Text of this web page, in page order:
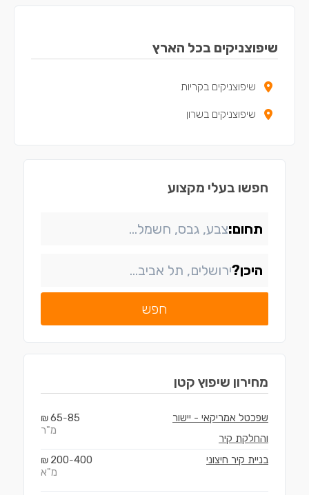
שיפוצניקים בכל הארץ
שיפוצניקים בקריות
שיפוצניקים בשרון
חפשו בעלי מקצוע
תחום:
היכן?
חפש
מחירון שיפוץ קטן
שפכטל אמריקאי - יישור
והחלקת קיר
65-85
₪
מ"ר
בניית קיר חיצוני 200-400
₪
מ"א